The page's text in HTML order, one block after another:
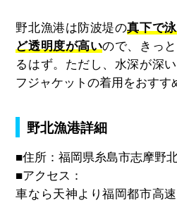
野北漁港は防波堤の真下で
ど透明度が高いので、きっ
るはず。ただし、水深が深
フジャケットの着用をおすす
野北漁港詳細
■住所：福岡県糸島市志摩野
■アクセス：
車なら天神より福岡都市高